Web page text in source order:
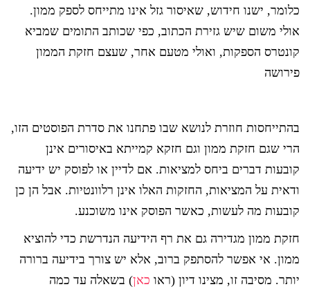
כלומר, ישנו חידוש, שאיסור גזל אינו מתייחס לספק ממון.
אולי משום שיש גזירת הכתוב, כפי שכותב התומים שמביא
קונטרס הספקות, ואולי מטעם אחר, שעצם חזקת הממון
פירושה
בהתייחסות חוזרת לנושא שבו פתחנו את סדרת הפוסטים הזו,
הרי שגם חזקת ממון וגם חזקא קמייתא באיסורים אינן
קובעות דברים ביחס למציאות. אם לדיין או לפוסק יש ידיעה
ודאית על המציאות, החזקות האלו אינן רלוונטיות. אבל הן כן
קובעות מה לעשות, כאשר הפוסק אינו משוכנע.
חזקת ממון מגדירה גם את רף הידיעה הנדרשת כדי להוציא
ממון. אי אפשר להסתפק ברוב, אלא יש צורך בידיעה ברורה
יותר. מסיבה זו, מצינו דיון (ראו כאן) בשאלה עד כמה